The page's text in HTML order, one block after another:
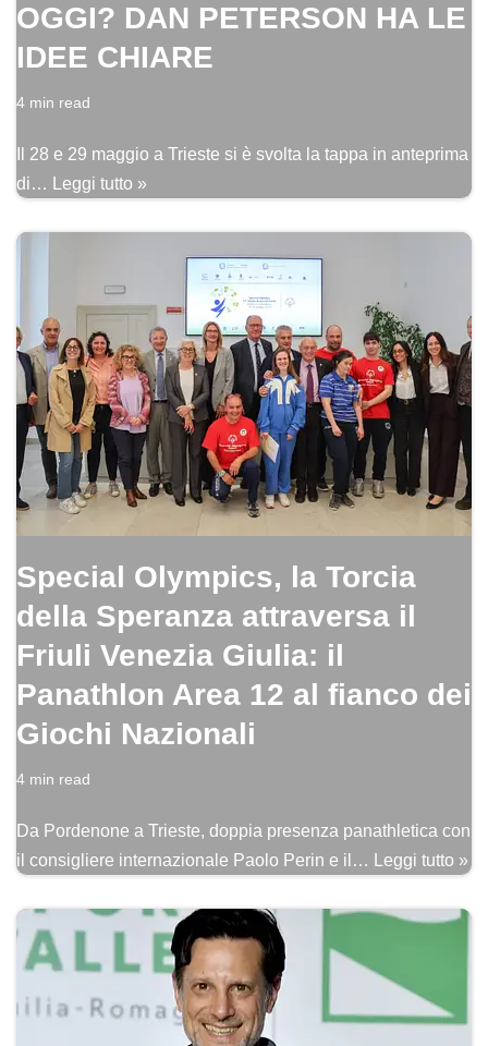
OGGI? DAN PETERSON HA LE
IDEE CHIARE
4 min read
Il 28 e 29 maggio a Trieste si è svolta la tappa in anteprima
di…
Leggi tutto »
Special Olympics, la Torcia
della Speranza attraversa il
Friuli Venezia Giulia: il
Panathlon Area 12 al fianco dei
Giochi Nazionali
4 min read
Da Pordenone a Trieste, doppia presenza panathletica con
il consigliere internazionale Paolo Perin e il…
Leggi tutto »